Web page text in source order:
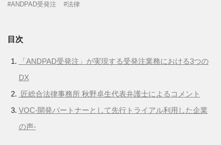
ANDPAD受発注 法律
目次
「ANDPAD受発注」が実現する受発注業務における3つの
DX
匠総合法律事務所 秋野卓生代表弁護士によるコメント
VOC-開発パートナーとして先行トライアル利用した企業
の声-